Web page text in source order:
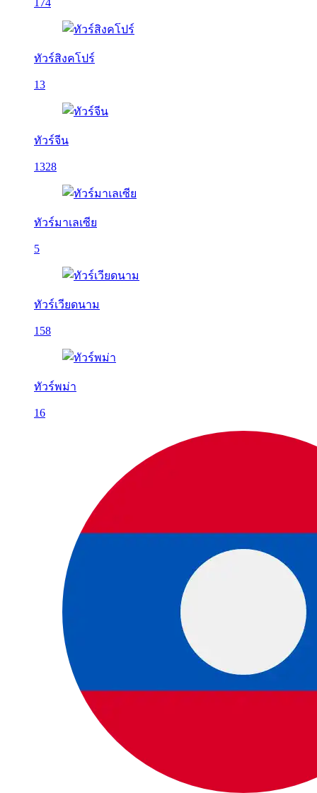
174
ทัวร์สิงคโปร์
13
ทัวร์จีน
1328
ทัวร์มาเลเซีย
5
ทัวร์เวียดนาม
158
ทัวร์พม่า
16